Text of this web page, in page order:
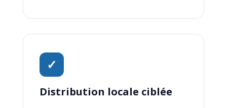
✓
Distribution locale ciblée